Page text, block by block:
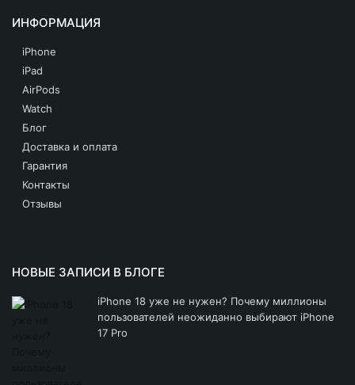
iPhone XS
iPhone X
iPhone 8 Plus
Другие iPhone
ИНФОРМАЦИЯ
iPhone
iPad
AirPods
Watch
Блог
Доставка и оплата
Гарантия
Контакты
Отзывы
НОВЫЕ ЗАПИСИ В БЛОГЕ
iPhone 18 уже не нужен? Почему миллионы
пользователей неожиданно выбирают iPhone
17 Pro